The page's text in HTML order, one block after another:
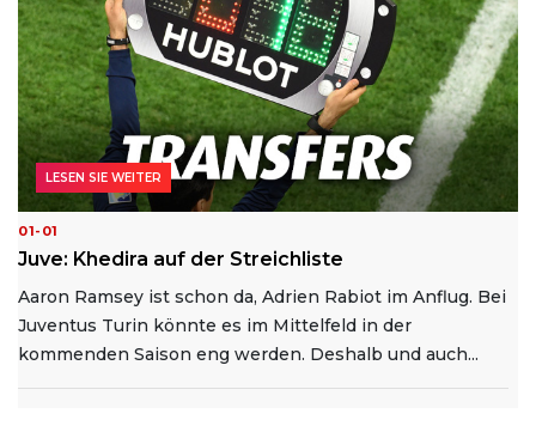
01-01
Juve: Khedira auf der Streichliste
Aaron Ramsey ist schon da, Adrien Rabiot im Anflug. Bei
Juventus Turin könnte es im Mittelfeld in der
kommenden Saison eng werden. Deshalb und auch...
LESEN SIE WEITER